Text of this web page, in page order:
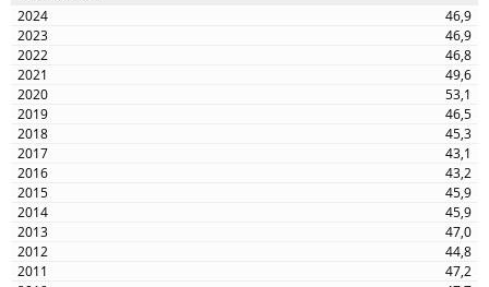
46,9
46,9
46,8
49,6
53,1
46,5
45,3
43,1
43,2
45,9
45,9
47,0
44,8
47,2